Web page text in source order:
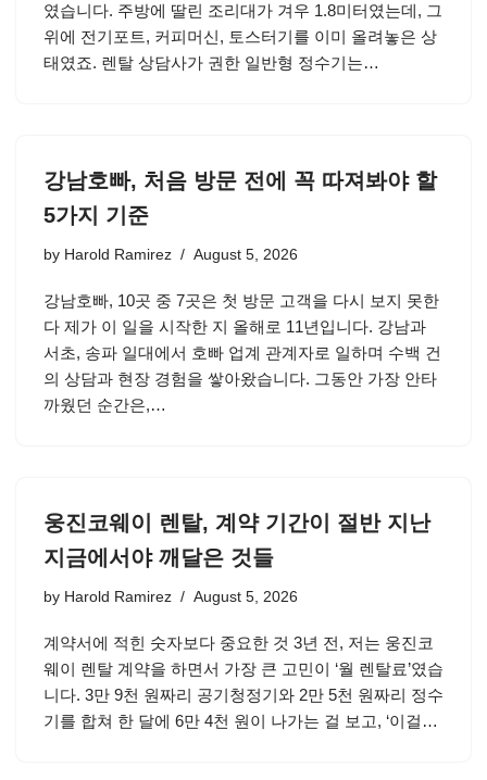
였습니다. 주방에 딸린 조리대가 겨우 1.8미터였는데, 그
위에 전기포트, 커피머신, 토스터기를 이미 올려놓은 상
태였죠. 렌탈 상담사가 권한 일반형 정수기는…
강남호빠, 처음 방문 전에 꼭 따져봐야 할
5가지 기준
by Harold Ramirez August 5, 2026
강남호빠, 10곳 중 7곳은 첫 방문 고객을 다시 보지 못한
다 제가 이 일을 시작한 지 올해로 11년입니다. 강남과
서초, 송파 일대에서 호빠 업계 관계자로 일하며 수백 건
의 상담과 현장 경험을 쌓아왔습니다. 그동안 가장 안타
까웠던 순간은,…
웅진코웨이 렌탈, 계약 기간이 절반 지난
지금에서야 깨달은 것들
by Harold Ramirez August 5, 2026
계약서에 적힌 숫자보다 중요한 것 3년 전, 저는 웅진코
웨이 렌탈 계약을 하면서 가장 큰 고민이 ‘월 렌탈료’였습
니다. 3만 9천 원짜리 공기청정기와 2만 5천 원짜리 정수
기를 합쳐 한 달에 6만 4천 원이 나가는 걸 보고, ‘이걸…